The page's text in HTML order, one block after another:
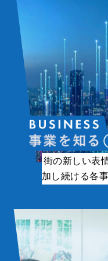
街の新しい表
加し続ける各